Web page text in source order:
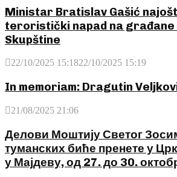
Ministar Bratislav Gašić
teroristički napad na
Skupštine
22/10/2025 15:1822/10/2025 15:19
In memoriam: Dragutin
21/08/2025 21:06
Делови Моштију Светог
туманских биће пренете у
у Мајдеву, од 27. до 30.